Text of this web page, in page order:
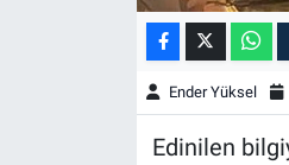
Ender Yüksel
Edinilen